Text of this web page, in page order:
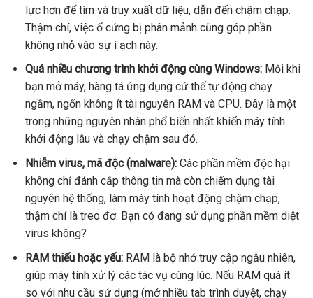
lực hơn để tìm và truy xuất dữ liệu, dẫn đến chậm chạp.
Thậm chí, việc ổ cứng bị phân mảnh cũng góp phần
không nhỏ vào sự ì ạch này.
Quá nhiều chương trình khởi động cùng Windows:Mỗi khi
bạn mở máy, hàng tá ứng dụng cứ thế tự động chạy
ngầm, ngốn không ít tài nguyên RAM và CPU. Đây là một
trong những nguyên nhân phổ biến nhất khiến máy tính
khởi động lâu và chạy chậm sau đó.
Nhiễm virus, mã độc (malware):Các phần mềm độc hại
không chỉ đánh cắp thông tin mà còn chiếm dụng tài
nguyên hệ thống, làm máy tính hoạt động chậm chạp,
thậm chí là treo đơ. Bạn có đang sử dụng phần mềm diệt
virus không?
RAM thiếu hoặc yếu:RAM là bộ nhớ truy cập ngẫu nhiên,
giúp máy tính xử lý các tác vụ cùng lúc. Nếu RAM quá ít
so với nhu cầu sử dụng (mở nhiều tab trình duyệt, chạy